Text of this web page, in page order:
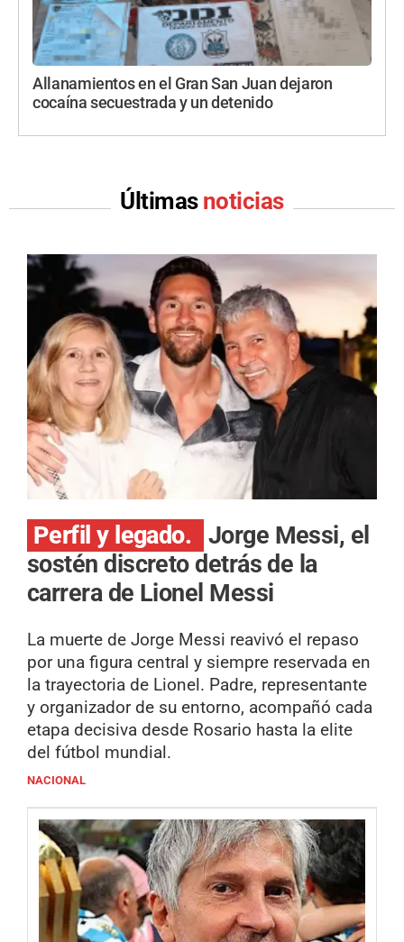
Allanamientos en el Gran San Juan dejaron
cocaína secuestrada y un detenido
Últimas noticias
Perfil y legado. Jorge Messi, el
sostén discreto detrás de la
carrera de Lionel Messi
La muerte de Jorge Messi reavivó el repaso
por una figura central y siempre reservada en
la trayectoria de Lionel. Padre, representante
y organizador de su entorno, acompañó cada
etapa decisiva desde Rosario hasta la elite
del fútbol mundial.
NACIONAL